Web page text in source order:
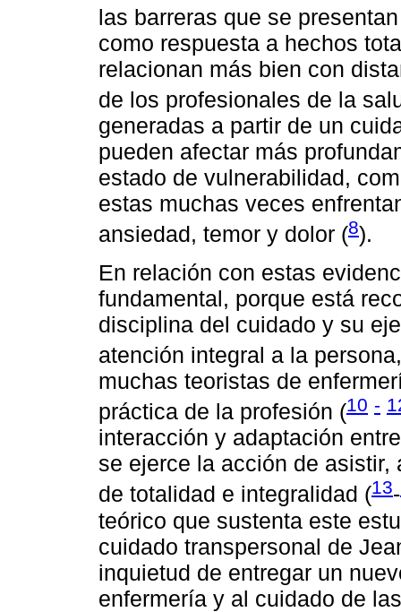
las barreras que se
como respuesta a hechos
relacionan más bien con
de los profesionales de la
generadas a partir de un
pueden afectar más
estado de vulnerabilidad,
estas muchas veces
ansiedad, temor y dolor (8).
En relación con estas
fundamental, porque está
disciplina del cuidado y su
atención integral a la
muchas teoristas de
práctica de la profesión (10 -
interacción y adaptación
se ejerce la acción de
de totalidad e integralidad (13-
teórico que sustenta este
cuidado transpersonal de
inquietud de entregar un
enfermería y al cuidado de